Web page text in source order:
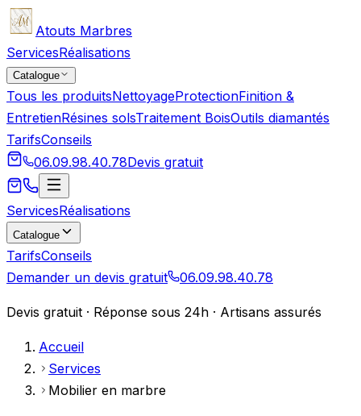
Atouts Marbres
ServicesRéalisations
Catalogue
Tous les produitsNettoyageProtectionFinition &
EntretienRésines solsTraitement BoisOutils diamantés
TarifsConseils
06.09.98.40.78Devis gratuit
ServicesRéalisations
Catalogue
TarifsConseils
Demander un devis gratuit
06.09.98.40.78
Devis gratuit · Réponse sous 24h · Artisans assurés
Accueil
Services
Mobilier en marbre